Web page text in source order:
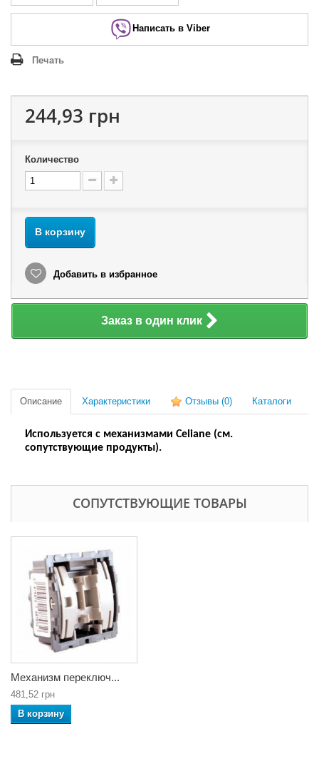
Написать в Viber
Печать
244,93 грн
Количество
В корзину
Добавить в избранное
Заказ в один клик
Описание Характеристики Отзывы (0) Каталоги
Используется с механизмами Celiane (см.
сопутствующие продукты).
СОПУТСТВУЮЩИЕ ТОВАРЫ
Механизм переключ...
481,52 грн
В корзину